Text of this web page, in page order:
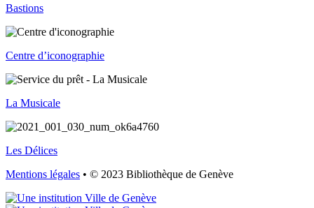
Bastions
Centre d’iconographie
La Musicale
Les Délices
Mentions légales • © 2023 Bibliothèque de Genève